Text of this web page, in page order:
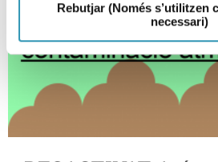
Rebutjar (Només s’utilitzen
necessari)